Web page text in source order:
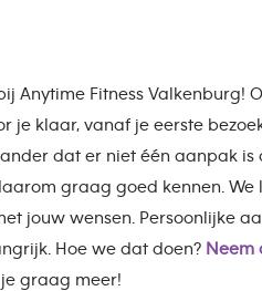
Anytime Fitness Valkenburg!
je klaar, vanaf je eerste
dat er niet één aanpak is
graag goed kennen.
jouw wensen. Persoonlijke
Hoe we dat doen? Neem
graag meer!